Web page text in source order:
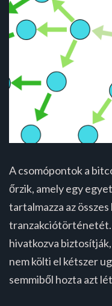
A csomópontok a
őrzik, amely egy
tartalmazza az
tranzakciótörténetét.
hivatkozva
nem költi el kétszer
semmiből hozta azt